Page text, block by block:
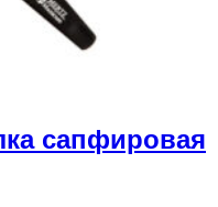
сапфировая